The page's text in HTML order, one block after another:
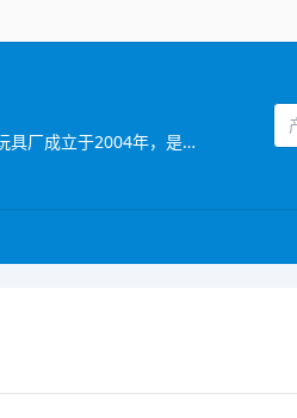
[主营]：南力玩具厂，位于全球玩具生产基地之一的澄海，这里地理位置优越，海，陆，空交通便利。 南力玩具厂成立于2004年，是工，贸一体的生产厂家，产品远销欧美、中东地区、并在国内占有一定的市场。 本厂自创办以来便注重管理；注重产品质量；注重产品风格；注重满足用户需求。本厂以开发设计新产品为主，其产品造型独特、新颖、逼真。工厂一直以精美设计、高品质产品为宗旨，重合同、守信用，热忱欢迎海内外广大客户前来洽谈，我们可以根据客户需求定做产品，为客户设符合市场的产品，来样定做等，无论定单大小，我们将以我们优质的服务，优惠的价格，短的时间为您服务。 欢迎海内外客商到我网站浏览、查询、订购；也欢迎到我的样品房直接选购！我们将以好的服务，优的质量，实的价格与你真诚合作